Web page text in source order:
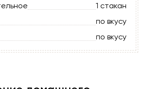
1 стакан
по вкусу
по вкусу